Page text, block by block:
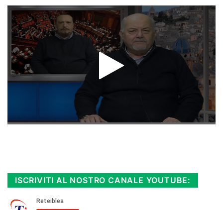
ISCRIVITI AL NOSTRO CANALE YOUTUBE: